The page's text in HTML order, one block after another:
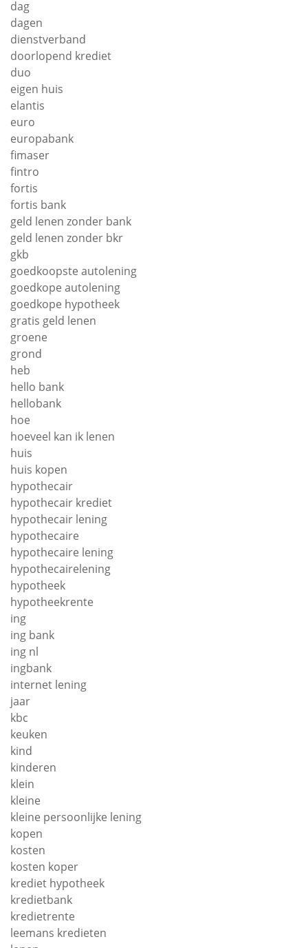
dag
dagen
dienstverband
doorlopend krediet
duo
eigen huis
elantis
euro
europabank
fimaser
fintro
fortis
fortis bank
geld lenen zonder bank
geld lenen zonder bkr
gkb
goedkoopste autolening
goedkope autolening
goedkope hypotheek
gratis geld lenen
groene
grond
heb
hello bank
hellobank
hoe
hoeveel kan ik lenen
huis
huis kopen
hypothecair
hypothecair krediet
hypothecair lening
hypothecaire
hypothecaire lening
hypothecairelening
hypotheek
hypotheekrente
ing
ing bank
ing nl
ingbank
internet lening
jaar
kbc
keuken
kind
kinderen
klein
kleine
kleine persoonlijke lening
kopen
kosten
kosten koper
krediet hypotheek
kredietbank
kredietrente
leemans kredieten